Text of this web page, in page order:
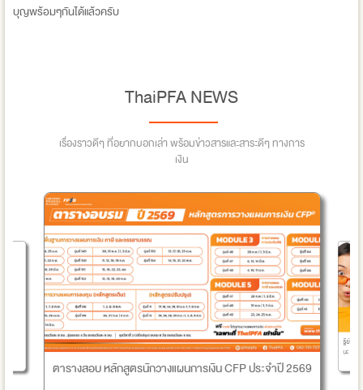
บุญพร้อมๆกันได้แล้วครับ
ThaiPFA NEWS
เรื่องราวดีๆ ที่อยากบอกเล่า พร้อมข่าวสารและสาระดีๆ ทางการ
เงิน
ตารางสอบ หลักสูตรนักวางแผนการเงิน CFP ประจำปี 2569
รู้ยังไม่
นะ